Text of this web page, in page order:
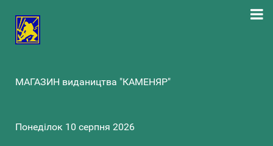
МАГАЗИН видаництва "КАМЕНЯР"
Понеділок 10 серпня 2026